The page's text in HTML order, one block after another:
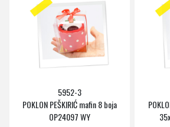
5952-3
POKLON PEŠKIRIĆ mafin 8 boja
OP24097 WY